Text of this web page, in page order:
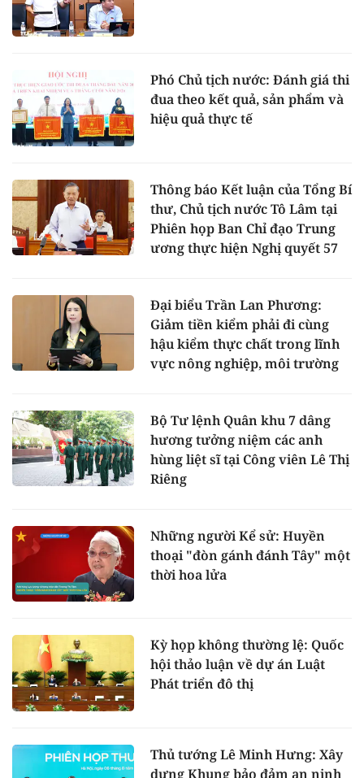
Phó Chủ tịch nước: Đánh giá thi
đua theo kết quả, sản phẩm và
hiệu quả thực tế
Thông báo Kết luận của Tổng Bí
thư, Chủ tịch nước Tô Lâm tại
Phiên họp Ban Chỉ đạo Trung
ương thực hiện Nghị quyết 57
Đại biểu Trần Lan Phương:
Giảm tiền kiểm phải đi cùng
hậu kiểm thực chất trong lĩnh
vực nông nghiệp, môi trường
Bộ Tư lệnh Quân khu 7 dâng
hương tưởng niệm các anh
hùng liệt sĩ tại Công viên Lê Thị
Riêng
Những người Kể sử: Huyền
thoại "đòn gánh đánh Tây" một
thời hoa lửa
Kỳ họp không thường lệ: Quốc
hội thảo luận về dự án Luật
Phát triển đô thị
Thủ tướng Lê Minh Hưng: Xây
dựng Khung bảo đảm an ninh